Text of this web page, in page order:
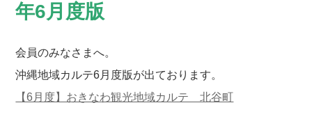
年6月度版
会員のみなさまへ。
沖縄地域カルテ6月度版が出ております。
【6月度】おきなわ観光地域カルテ 北谷町